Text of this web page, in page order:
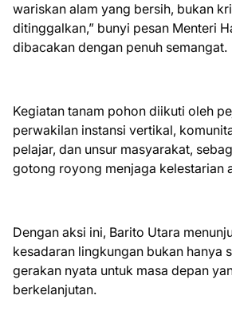
wariskan alam yang bersih, bukan
ditinggalkan,” bunyi pesan Menteri
dibacakan dengan penuh semangat.
Kegiatan tanam pohon diikuti oleh
perwakilan instansi vertikal,
pelajar, dan unsur masyarakat,
gotong royong menjaga kelestarian
Dengan aksi ini, Barito Utara
kesadaran lingkungan bukan hanya
gerakan nyata untuk masa depan
berkelanjutan.